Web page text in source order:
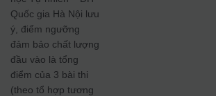
Quốc gia Hà Nội lưu
ý, điểm ngưỡng
đảm bảo chất lượng
đầu vào là tổng
điểm của 3 bài thi
(theo tổ hợp tương